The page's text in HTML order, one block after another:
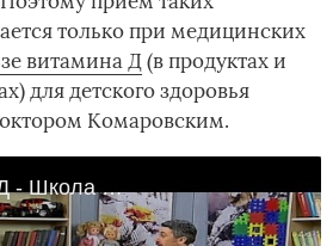
только при медицинских
витамина Д(в продуктах и
для детского здоровья
Комаровским.
Рахит и витамин Д - Школа доктора Комаровского